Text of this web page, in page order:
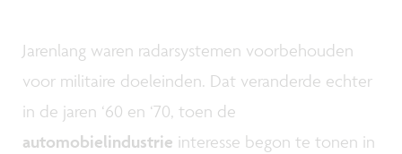
Jarenlang waren radarsystemen voorbehouden
voor militaire doeleinden. Dat veranderde echter
in de jaren ‘60 en ‘70, toen de
automobielindustrie interesse begon te tonen in